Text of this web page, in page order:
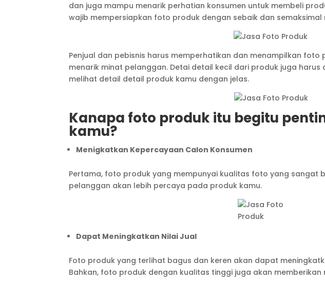
dan juga mampu menarik perhatian konsumen untuk membeli
wajib mempersiapkan foto produk dengan sebaik dan semaksimal
Penjual dan pebisnis harus memperhatikan dan menampilkan
menarik minat pelanggan. Detai detail kecil dari produk juga
melihat detail detail produk kamu dengan jelas.
Kanapa foto produk itu begitu
kamu?
Menigkatkan Kepercayaan Calon Konsumen
Pertama, foto produk yang mempunyai kualitas foto yang sangat
pelanggan akan lebih percaya pada produk kamu.
Dapat Meningkatkan Nilai Jual
Foto produk yang terlihat bagus dan keren akan dapat
Bahkan, foto produk dengan kualitas tinggi juga akan